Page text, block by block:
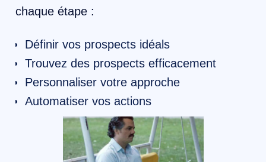
chaque étape :
Définir vos prospects idéals
Trouvez des prospects efficacement
Personnaliser votre approche
Automatiser vos actions